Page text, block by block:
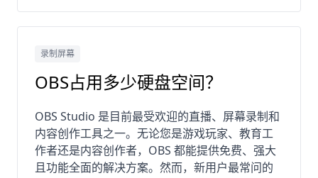
录制屏幕
OBS占用多少硬盘空间？
OBS Studio 是目前最受欢迎的直播、屏幕录制和
内容创作工具之一。无论您是游戏玩家、教育工
作者还是内容创作者，OBS 都能提供免费、强大
且功能全面的解决方案。然而，新用户最常问的